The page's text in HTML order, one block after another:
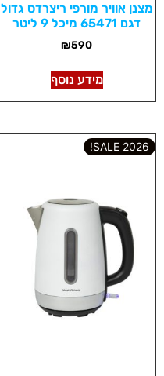
מצנן אוויר מורפי ריצרדס גדול
דגם 65471 מיכל 9 ליטר
₪590
מידע נוסף
2026 SALE!